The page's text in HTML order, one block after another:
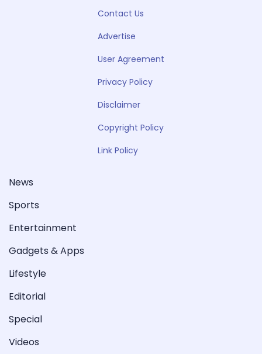
Contact Us
Advertise
User Agreement
Privacy Policy
Disclaimer
Copyright Policy
Link Policy
News
Sports
Entertainment
Gadgets & Apps
Lifestyle
Editorial
Special
Videos